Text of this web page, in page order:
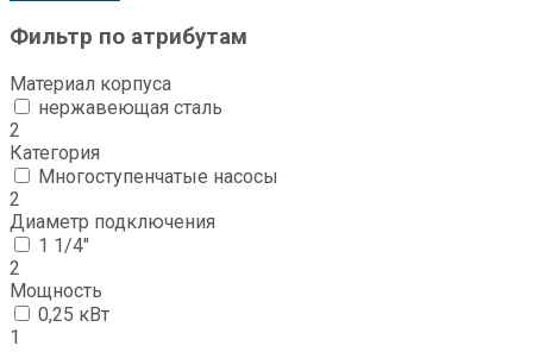
Фильтр по атрибутам
Материал корпуса
нержавеющая сталь
2
Категория
Многоступенчатые насосы
2
Диаметр подключения
1 1/4"
2
Мощность
0,25 кВт
1